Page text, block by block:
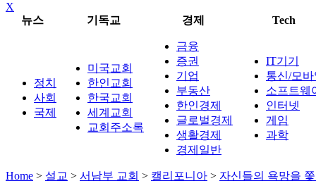
X
뉴스
기독교 경제 Tech
정치
사회
국제
미국교회
한인교회
한국교회
세계교회
교회주소록
금융
증권
기업
부동산
한인경제
글로벌경제
생활경제
경제일반
IT기기
통신/모
소프트웨
인터넷
게임
과학
Home > 설교 > 서남부 교회 > 캘리포니아 > 자신들의 욕망을